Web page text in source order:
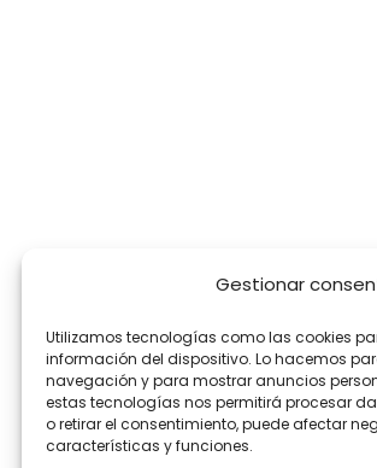
Gestionar
Utilizamos tecnologías como las cookies
información del dispositivo. Lo hacemos
navegación y para mostrar anuncios
estas tecnologías nos permitirá procesar
o retirar el consentimiento, puede afectar
características y funciones.